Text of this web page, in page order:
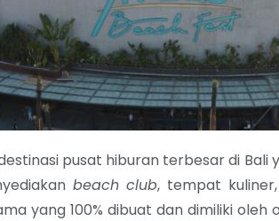
pusat hiburan terbesar di Bali
beach club, tempat kuliner,
yang 100% dibuat dan dimiliki oleh